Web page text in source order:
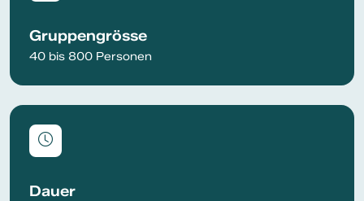
Gruppengrösse
40 bis 800 Personen
Dauer